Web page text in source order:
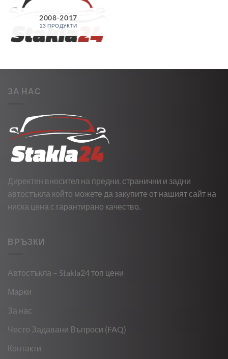
2008-2017
23 ПРОДУКТИ
ЗА НАС
Директен вносител на предни, странични и задни
автостъкла който можете да закупите от нашият сайт на
ниска цена с гарантирано качество.
ВРЪЗКИ
Автостъкла – Stakla24 топ цени
Марки
За нас
Често Задавани Въпроси (FAQ)
Контакти